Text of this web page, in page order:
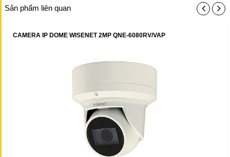
Sản phẩm liên quan
CAMERA IP DOME WISENET 2MP QNE-6080RV/VAP